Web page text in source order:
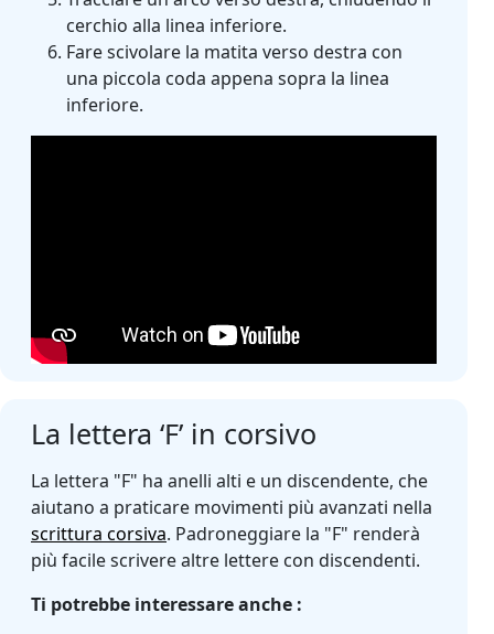
cerchio alla linea inferiore.
Fare scivolare la matita verso destra con
una piccola coda appena sopra la linea
inferiore.
La lettera ‘F’ in corsivo
La lettera "F" ha anelli alti e un discendente, che
aiutano a praticare movimenti più avanzati nella
scrittura corsiva. Padroneggiare la "F" renderà
più facile scrivere altre lettere con discendenti.
Ti potrebbe interessare anche :